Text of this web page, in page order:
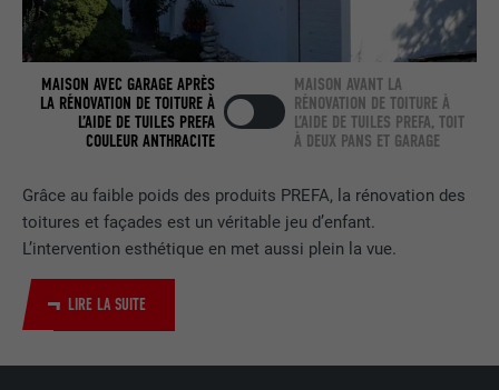
Grâce au faible poids des produits PREFA, la rénovation des
toitures et façades est un véritable jeu d’enfant.
L’intervention esthétique en met aussi plein la vue.
LIRE LA SUITE
MAISON AVEC GARAGE APRÈS
LA RÉNOVATION DE TOITURE À
L’AIDE DE TUILES PREFA
COULEUR ANTHRACITE
MAISON AVANT LA
RÉNOVATION DE TOITURE À
L’AIDE DE TUILES PREFA, TOIT
À DEUX PANS ET GARAGE
FOURNISSEUR LinkedIn
EXPIRATION 2 ans
UTILITÉ
Utilisé par le service de réseau social
LinkedIn pour suivre l'utilisation de
NOM bscookie
FOURNISSEUR